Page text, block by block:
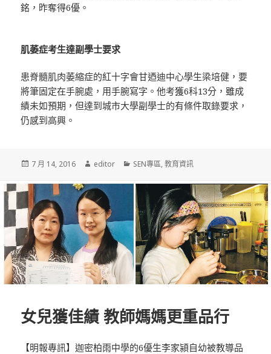
銘，昨奪得6優。
肌萎症考生達副學士要求
患脊髓肌肉萎縮症的紅十字會甘迺迪中心學生梁培健，要
將筆固定在手腕處，用手腕寫字。他考獲6科13分，雖成
績未如預期，但達到城市大學副學士的有條件取錄要求，
仍感到高興。
發
於
7 月 14, 2016
作
editor
分
SEN專區,教育資訊
女兒獲佳績 教師媽媽更重品行
【明報專訊】迦密柏雨中學的6優生李家潁自幼被教導品